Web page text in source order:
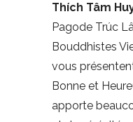
Thích Tâm
Pagode Trúc
Bouddhistes
vous
Bonne et
apporte